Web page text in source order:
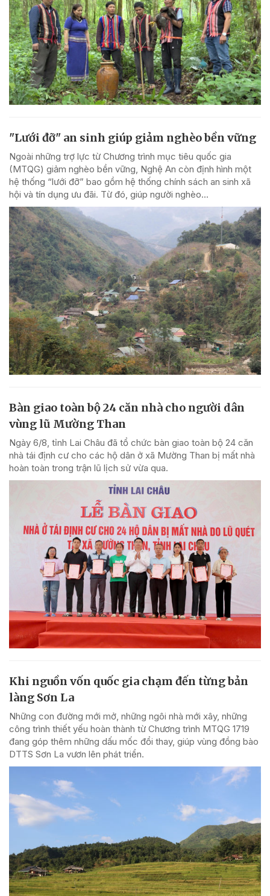
"Lưới đỡ" an sinh giúp giảm nghèo bền vững
Ngoài những trợ lực từ Chương trình mục tiêu quốc gia
(MTQG) giảm nghèo bền vững, Nghệ An còn định hình một
hệ thống “lưới đỡ” bao gồm hệ thống chính sách an sinh xã
hội và tín dụng ưu đãi. Từ đó, giúp người nghèo...
Bàn giao toàn bộ 24 căn nhà cho người dân
vùng lũ Mường Than
Ngày 6/8, tỉnh Lai Châu đã tổ chức bàn giao toàn bộ 24 căn
nhà tái định cư cho các hộ dân ở xã Mường Than bị mất nhà
hoàn toàn trong trận lũ lịch sử vừa qua.
Khi nguồn vốn quốc gia chạm đến từng bản
làng Sơn La
Những con đường mới mở, những ngôi nhà mới xây, những
công trình thiết yếu hoàn thành từ Chương trình MTQG 1719
đang góp thêm những dấu mốc đổi thay, giúp vùng đồng bào
DTTS Sơn La vươn lên phát triển.